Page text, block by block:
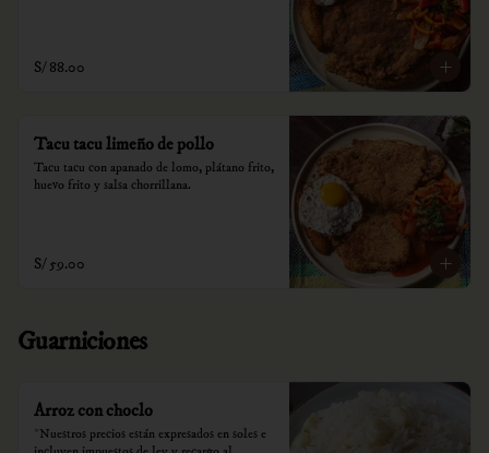
S/ 88.00
Tacu tacu limeño de pollo
Tacu tacu con apanado de lomo, plátano frito,
huevo frito y salsa chorrillana.
S/ 59.00
Guarniciones
Arroz con choclo
*Nuestros precios están expresados en soles e